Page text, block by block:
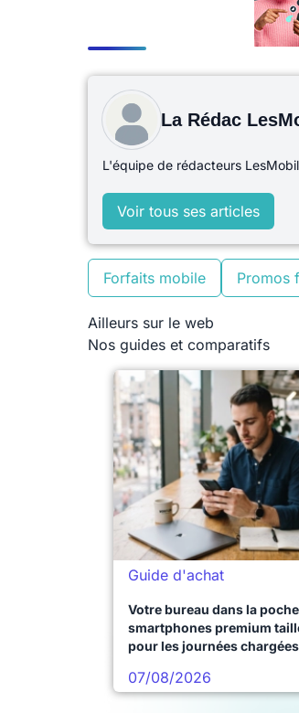
La Rédac
L'équipe de rédacteurs
Voir tous ses articles
Forfaits mobile Promos
Ailleurs sur le web
Nos guides et comparatifs
Guide d'achat
Votre bureau dans la
smartphones premium
pour les journées chargées
07/08/2026